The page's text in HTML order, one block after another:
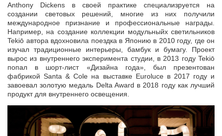
Anthony Dickens в своей практике специализруется на
создании световых решений, многие из них получили
международное признание и профессиональные награды.
Например, на создание коллекции модульныйх светильников
Tekiō автора вдохновила поездка в Японию в 2010 году, где он
изучал традиционные интерьеры, бамбук и бумагу. Проект
вырос из внутреннего эксперимента студии, в 2013 году Tekiō
попал в шорт-лист «Дизайна года», был презентован
фабрикой Santa & Cole на выставке Euroluce в 2017 году и
завоевал золотую медаль Delta Award в 2018 году как лучший
продукт для внутреннего освещения.